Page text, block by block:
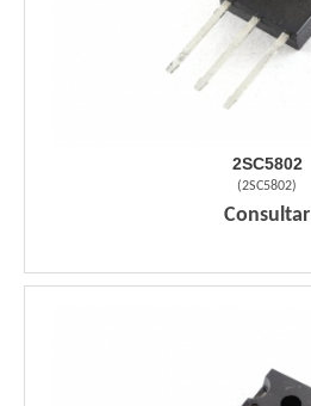
2SC5802
(2SC5802)
Consultar